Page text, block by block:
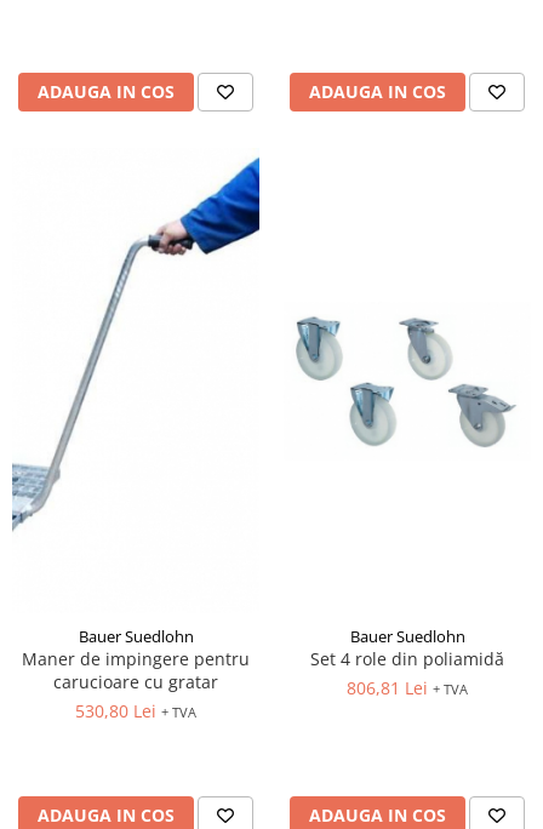
ADAUGA IN COS ADAUGA IN COS
Bauer Suedlohn
Maner de impingere pentru
carucioare cu gratar
530,80 Lei + TVA
ADAUGA IN COS
Bauer Suedlohn
Set 4 role din poliamidă
806,81 Lei + TVA
ADAUGA IN COS